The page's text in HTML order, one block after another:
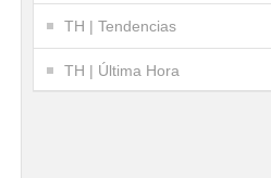
TH | Tendencias
TH | Última Hora